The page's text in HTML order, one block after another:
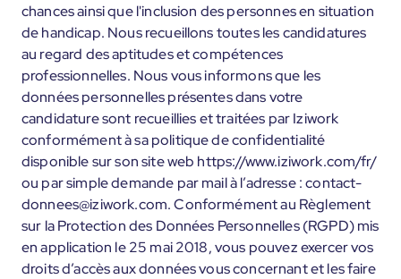
chances ainsi que l'inclusion des personnes en situation
de handicap. Nous recueillons toutes les candidatures
au regard des aptitudes et compétences
professionnelles. Nous vous informons que les
données personnelles présentes dans votre
candidature sont recueillies et traitées par Iziwork
conformément à sa politique de confidentialité
disponible sur son site web https://www.iziwork.com/fr/
ou par simple demande par mail à l’adresse : contact-
donnees@iziwork.com. Conformément au Règlement
sur la Protection des Données Personnelles (RGPD) mis
en application le 25 mai 2018, vous pouvez exercer vos
droits d’accès aux données vous concernant et les faire